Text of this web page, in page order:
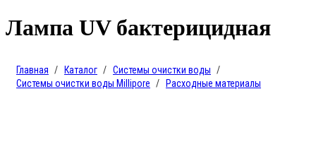
Лампа UV бактерицидная
Главная Каталог
Системы очистки воды
Системы очистки воды Millipore
Расходные материалы